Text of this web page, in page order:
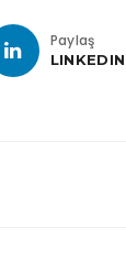
Paylaş
LINKEDIN